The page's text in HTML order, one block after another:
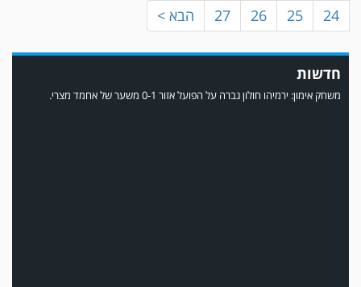
24
25
26
27 הבא >
חדשות
משחק אימון: ירמיהו חולון גברה על הפועל אזור 0-1 משער של אחמד מצרי.